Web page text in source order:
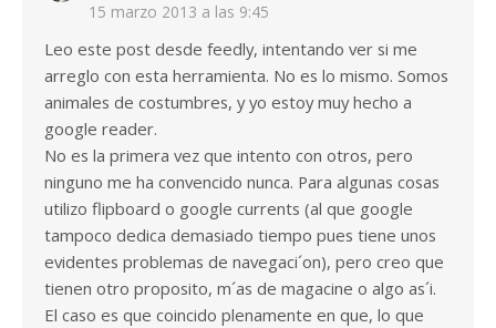
15 marzo 2013 a las 9:45
Leo este post desde feedly, intentando ver si me
arreglo con esta herramienta. No es lo mismo. Somos
animales de costumbres, y yo estoy muy hecho a
google reader.
No es la primera vez que intento con otros, pero
ninguno me ha convencido nunca. Para algunas cosas
utilizo flipboard o google currents (al que google
tampoco dedica demasiado tiempo pues tiene unos
evidentes problemas de navegaci´on), pero creo que
tienen otro proposito, m´as de magacine o algo as´i.
El caso es que coincido plenamente en que, lo que